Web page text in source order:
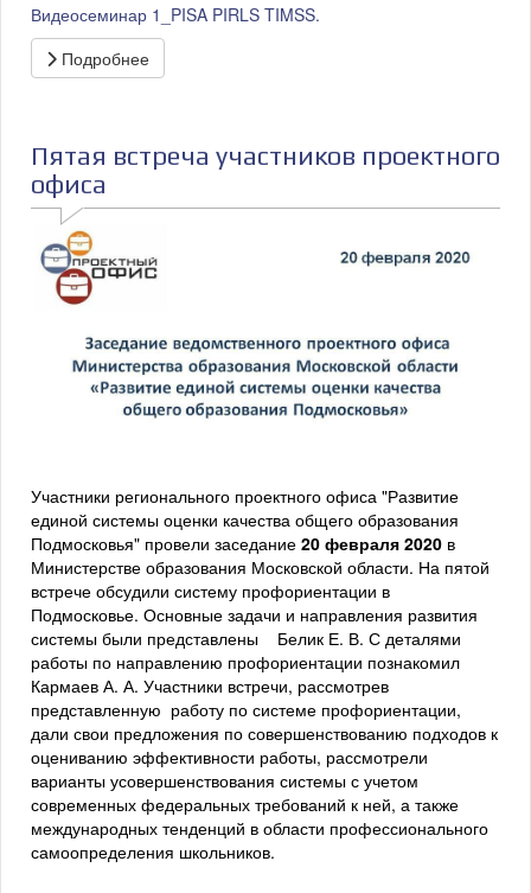
Видеосеминар 1_PISA PIRLS TIMSS.
Подробнее
Пятая встреча участников проектного
офиса
Участники регионального проектного офиса "Развитие
единой системы оценки качества общего образования
Подмосковья" провели заседание 20 февраля 2020 в
Министерстве образования Московской области. На пятой
встрече обсудили систему профориентации в
Подмосковье. Основные задачи и направления развития
системы были представлены Белик Е. В. С деталями
работы по направлению профориентации познакомил
Кармаев А. А. Участники встречи, рассмотрев
представленную работу по системе профориентации,
дали свои предложения по совершенствованию подходов к
оцениванию эффективности работы, рассмотрели
варианты усовершенствования системы с учетом
современных федеральных требований к ней, а также
международных тенденций в области профессионального
самоопределения школьников.